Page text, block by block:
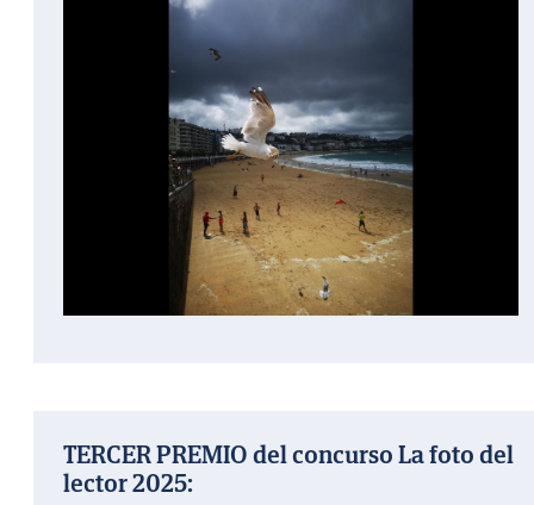
TERCER PREMIO del concurso La foto del
lector 2025: